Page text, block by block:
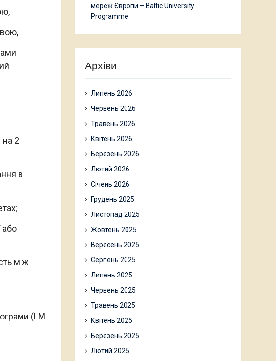
на 2
в
або
між
(LM
мереж Європи – Baltic University
Programme
Архіви
Липень 2026
Червень 2026
Травень 2026
Квітень 2026
Березень 2026
Лютий 2026
Січень 2026
Грудень 2025
Листопад 2025
Жовтень 2025
Вересень 2025
Серпень 2025
Липень 2025
Червень 2025
Травень 2025
Квітень 2025
Березень 2025
Лютий 2025